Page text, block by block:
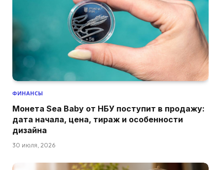
ФИНАНСЫ
Монета Sea Baby от НБУ поступит в продажу:
дата начала, цена, тираж и особенности
дизайна
30 июля, 2026